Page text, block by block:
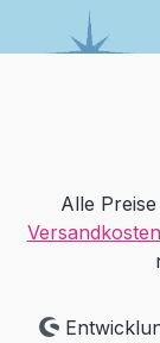
Alle
Versandkosten